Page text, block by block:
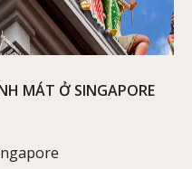
MÁT Ở SINGAPORE